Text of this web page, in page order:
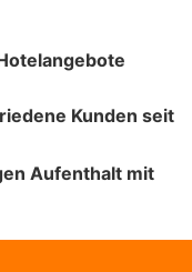
Kunden seit
Aufenthalt mit